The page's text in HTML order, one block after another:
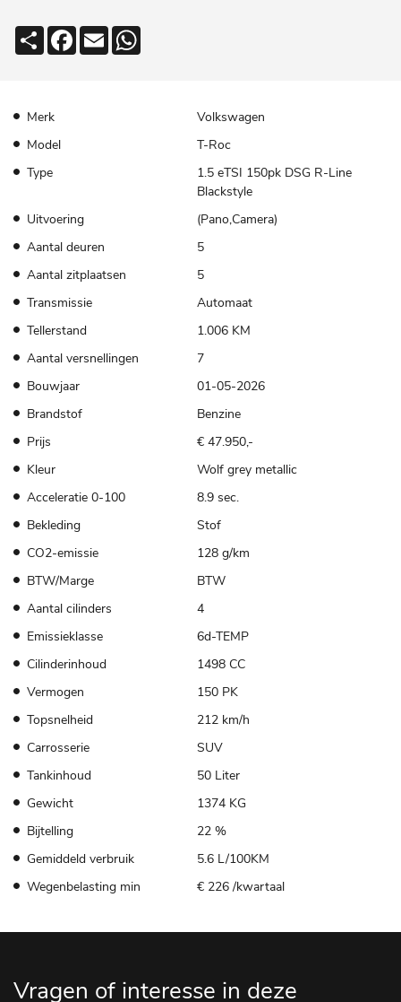
DeelFacebook
Email
Merk
Volkswagen
Model
T-Roc
Type
1.5 eTSI 150pk DSG R-Line
Blackstyle
Uitvoering
(Pano,Camera)
Aantal deuren
5
Aantal zitplaatsen
5
Transmissie
Automaat
Tellerstand
1.006 KM
Aantal versnellingen
7
Bouwjaar
01-05-2026
Brandstof
Benzine
Prijs
€ 47.950,-
Kleur
Wolf grey metallic
Acceleratie 0-100
8.9 sec.
Bekleding
Stof
CO2-emissie
128 g/km
BTW/Marge
BTW
Aantal cilinders
4
Emissieklasse
6d-TEMP
Cilinderinhoud
1498 CC
Vermogen
150 PK
Topsnelheid
212 km/h
Carrosserie
SUV
Tankinhoud
50 Liter
Gewicht
1374 KG
Bijtelling
22 %
Gemiddeld verbruik
5.6 L/100KM
Wegenbelasting min
€ 226 /kwartaal
Vragen of interesse in deze